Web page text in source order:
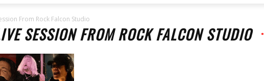
From Rock Falcon Studio
SESSION FROM ROCK FALCON STUDIO